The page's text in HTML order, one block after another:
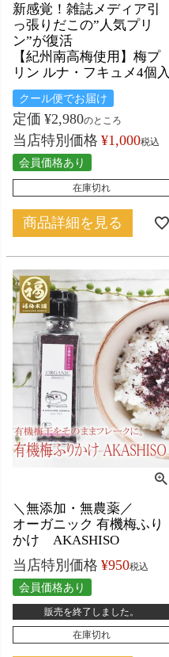
新感覚！雑誌メディア引
っ張りだこの”人気プリ
ン”が復活
【紀州南高梅使用】梅プ
リン ルナ・フキュメ4個入
クール便でお届け
定価 ¥2,980のところ
当店特別価格 ¥1,000税込
会員価格あり
在庫切れ
商品詳細を見る
＼無添加・無農薬／
オーガニック 有機梅ふり
かけ AKASHISO
当店特別価格 ¥950税込
会員価格あり
販売を終了しました。
在庫切れ